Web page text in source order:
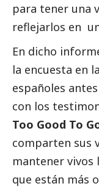
para tener una
reflejarlos en
En dicho
la encuesta en
españoles
con los
Too Good To
comparten sus
mantener vivos
que están más